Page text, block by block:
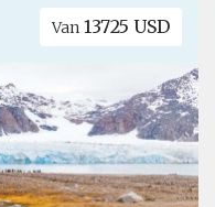
Van 13725 USD